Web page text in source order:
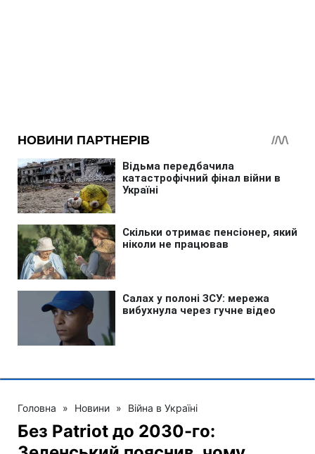
Головна » Новини » Війна в Україні
Без Patriot до 2030-го: